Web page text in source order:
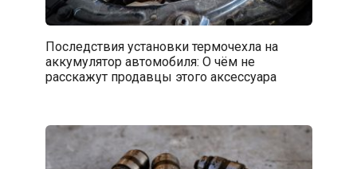
Последствия установки термочехла на
аккумулятор автомобиля: О чём не
расскажут продавцы этого аксессуара